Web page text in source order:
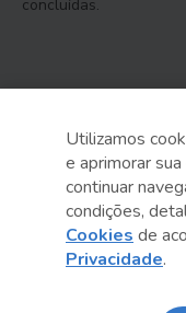
concluídas.
Serviço Social do
Administração
Sesc São Paulo
Utilizamos
e aprimorar
continuar
condições,
Cookies de
Privacidade.